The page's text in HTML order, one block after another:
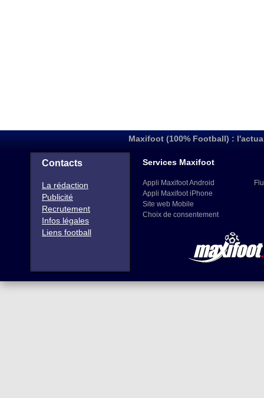
Maxifoot (100% Football) :
Contacts
La rédaction
Publicité
Recrutement
Infos légales
Liens football
Services Maxifoot
Appli Maxifoot Android
Appli Maxifoot iPhone
Site web Mobile
Choix de consentement